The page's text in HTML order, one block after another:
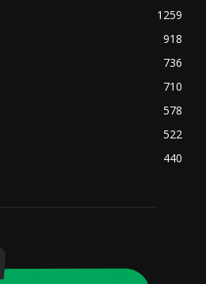
1259
918
736
710
578
522
440